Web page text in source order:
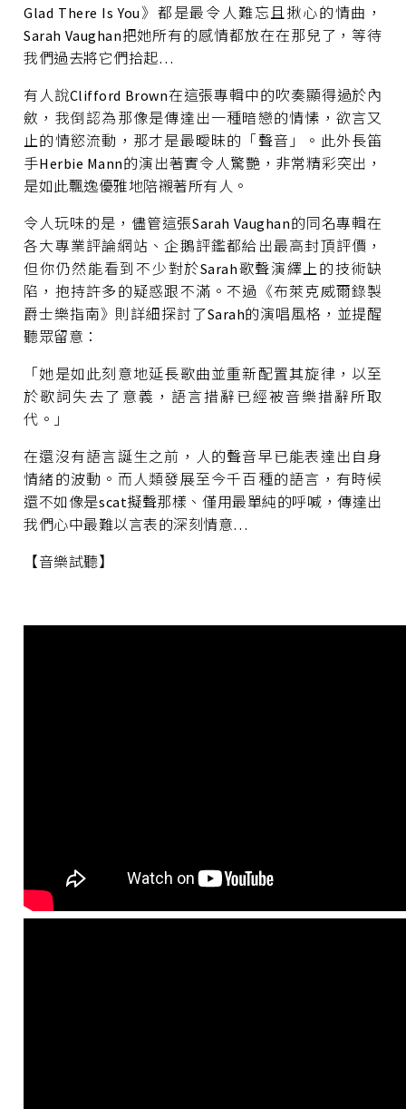
Glad There Is You》都是最令人難忘且揪心的情曲，
Sarah Vaughan把她所有的感情都放在在那兒了，等待
我們過去將它們拾起…
有人說Clifford Brown在這張專輯中的吹奏顯得過於內
斂，我倒認為那像是傳達出一種暗戀的情愫，欲言又
止的情慾流動，那才是最曖昧的「聲音」。此外長笛
手Herbie Mann的演出著實令人驚艷，非常精彩突出，
是如此飄逸優雅地陪襯著所有人。
令人玩味的是，儘管這張Sarah Vaughan的同名專輯在
各大專業評論網站、企鵝評鑑都給出最高封頂評價，
但你仍然能看到不少對於Sarah歌聲演繹上的技術缺
陷，抱持許多的疑惑跟不滿。不過《布萊克威爾錄製
爵士樂指南》則詳細探討了Sarah的演唱風格，並提醒
聽眾留意：
「她是如此刻意地延長歌曲並重新配置其旋律，以至
於歌詞失去了意義，語言措辭已經被音樂措辭所取
代。」
在還沒有語言誕生之前，人的聲音早已能表達出自身
情緒的波動。而人類發展至今千百種的語言，有時候
還不如像是scat擬聲那樣、僅用最單純的呼喊，傳達出
我們心中最難以言表的深刻情意…
【音樂試聽】